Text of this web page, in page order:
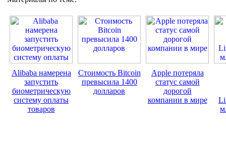
Alibaba намерена
запустить
биометрическую
систему оплаты
товаров
Стоимость Bitcoin
превысила 1400
долларов
Apple потеряла
статус самой
дорогой
компании в мире